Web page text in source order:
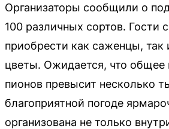
Организаторы сообщили о
100 различных сортов. Гости
приобрести как саженцы, так
цветы. Ожидается, что общее
пионов превысит несколько
благоприятной погоде
организована не только